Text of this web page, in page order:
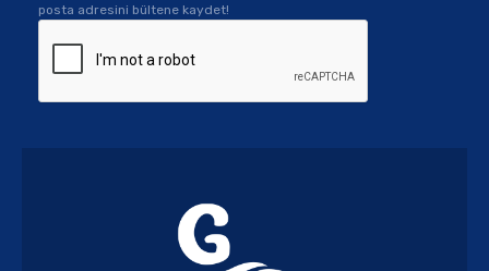
posta adresini bültene kaydet!